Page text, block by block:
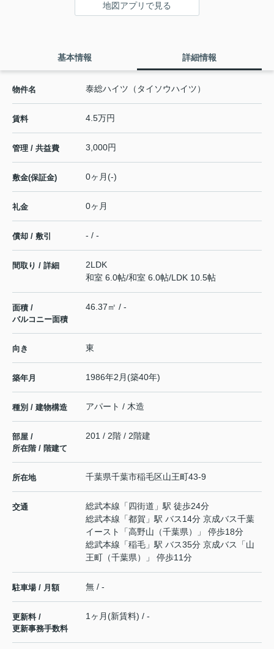
地図アプリで見る
基本情報 詳細情報
物件名 泰総ハイツ（タイソウハイツ）
賃料 4.5万円
管理 / 共益費 3,000円
敷金(保証金) 0ヶ月(-)
礼金 0ヶ月
償却 / 敷引 - / -
間取り / 詳細
2LDK
和室 6.0帖/和室 6.0帖/LDK 10.5帖
面積 /
バルコニー面積
46.37㎡ / -
向き 東
築年月 1986年2月(築40年)
種別 / 建物構造 アパート / 木造
部屋 /
所在階 / 階建て
201 / 2階 / 2階建
所在地 千葉県千葉市稲毛区山王町43-9
交通 総武本線 「四街道 」駅 徒歩24分
総武本線 「都賀 」駅 バス14分 京成バス千葉
イースト「高野山（千葉県）」 停歩18分
総武本線 「稲毛 」駅 バス35分 京成バス「山
王町（千葉県）」 停歩11分
駐車場 / 月額 無 / -
更新料 /
更新事務手数料
1ヶ月(新賃料) / -